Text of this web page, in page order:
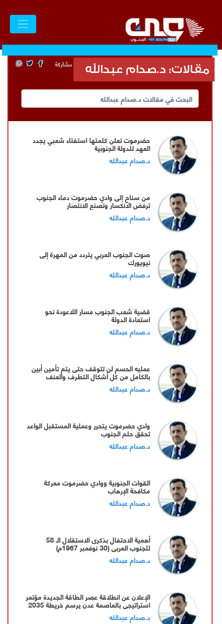
مقالات: د.صدام عبدالله مشاركة
حضرموت تعلن كلمتها استفتاء شعبي يجدد
العهد للدولة الجنوبية
د.صدام عبدالله
من سناح إلى وادي حضرموت دماء الجنوب
ترفض الانكسار وتصنع الانتصار
د.صدام عبدالله
صوت الجنوب العربي يتردد من المهرة إلى
نيويورك
د.صدام عبدالله
قضية شعب الجنوب مسار اللاعودة نحو
استعادة الدولة
د.صدام عبدالله
عمليه الحسم لن تتوقف حتى يتم تأمين أبين
بالكامل من كل أشكال التطرف والعنف
د.صدام عبدالله
وادي حضرموت يتحرر وعملية المستقبل الواعد
تحقق حلم الجنوب
د.صدام عبدالله
القوات الجنوبية ووادي حضرموت معركة
مكافحة الإرهاب
د.صدام عبدالله
أهمية الاحتفال بذكرى الاستقلال الـ 58
للجنوب العربي (30 نوفمبر 1967م)
د.صدام عبدالله
‏الإعلان عن انطلاقة عصر الطاقة الجديدة مؤتمر
استراتيجي بالعاصمة عدن يرسم خريطة 2035
د.صدام عبدالله